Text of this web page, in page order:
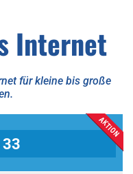
Internet
für kleine bis große
33